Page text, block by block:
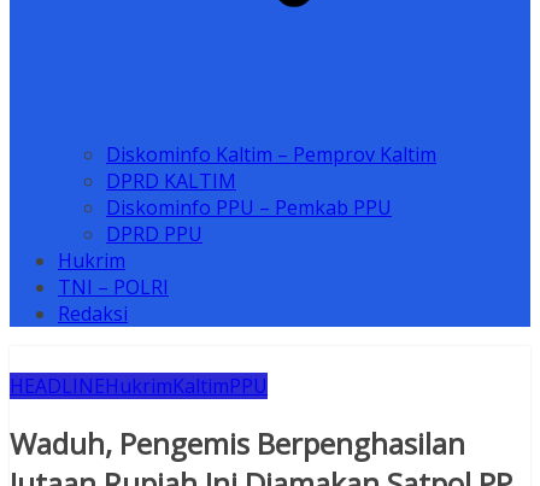
Diskominfo Kaltim – Pemprov Kaltim
DPRD KALTIM
Diskominfo PPU – Pemkab PPU
DPRD PPU
Hukrim
TNI – POLRI
Redaksi
HEADLINEHukrimKaltimPPU
Waduh, Pengemis Berpenghasilan